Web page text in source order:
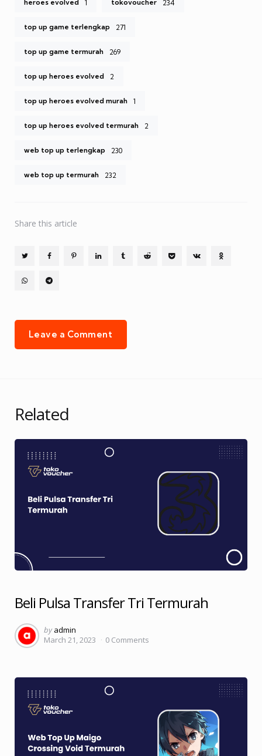
heroes evolved 1 tokovoucher 234
top up game terlengkap 271
top up game termurah 269
top up heroes evolved 2
top up heroes evolved murah 1
top up heroes evolved termurah 2
web top up terlengkap 230
web top up termurah 232
Share this article
Leave a Comment
Related
Beli Pulsa Transfer Tri Termurah
Posted
by
by admin
March 21, 2023
0 Comments